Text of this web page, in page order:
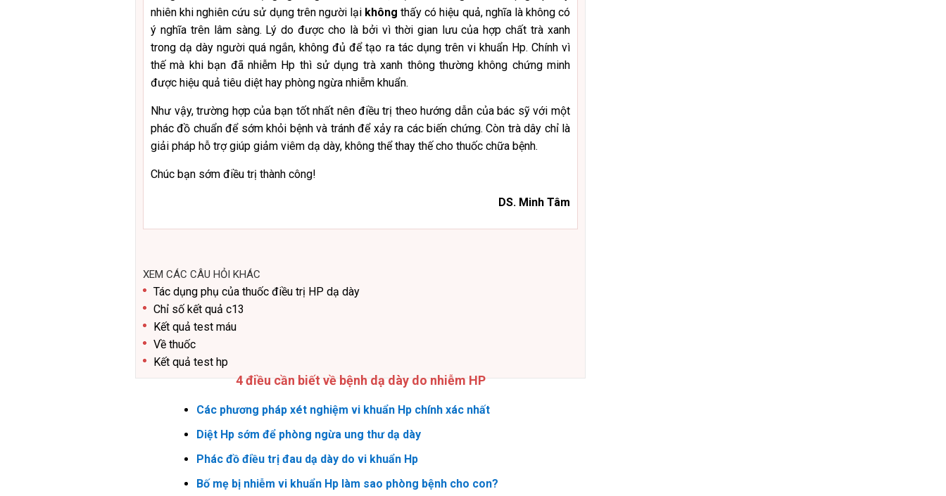
nhiên khi nghiên cứu sử dụng trên người lại không thấy có hiệu quả, nghĩa là không có
ý nghĩa trên lâm sàng. Lý do được cho là bởi vì thời gian lưu của hợp chất trà xanh
trong dạ dày người quá ngắn, không đủ để tạo ra tác dụng trên vi khuẩn Hp. Chính vì
thế mà khi bạn đã nhiễm Hp thì sử dụng trà xanh thông thường không chứng minh
được hiệu quả tiêu diệt hay phòng ngừa nhiễm khuẩn.
Như vậy, trường hợp của bạn tốt nhất nên điều trị theo hướng dẫn của bác sỹ với một
phác đồ chuẩn để sớm khỏi bệnh và tránh để xảy ra các biến chứng. Còn trà dây chỉ là
giải pháp hỗ trợ giúp giảm viêm dạ dày, không thể thay thế cho thuốc chữa bệnh.
Chúc bạn sớm điều trị thành công!
DS. Minh Tâm
XEM CÁC CÂU HỎI KHÁC
Tác dụng phụ của thuốc điều trị HP dạ dày
Chỉ số kết quả c13
Kết quả test máu
Về thuốc
Kết quả test hp
4 điều cần biết về bệnh dạ dày do nhiễm HP
Các phương pháp xét nghiệm vi khuẩn Hp chính xác nhất
Diệt Hp sớm để phòng ngừa ung thư dạ dày
Phác đồ điều trị đau dạ dày do vi khuẩn Hp
Bố mẹ bị nhiễm vi khuẩn Hp làm sao phòng bệnh cho con?